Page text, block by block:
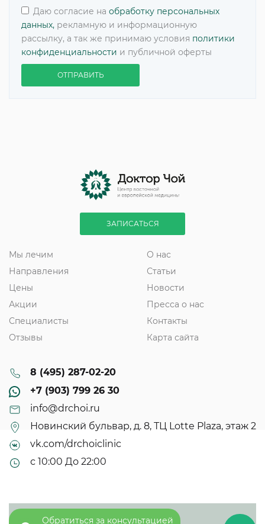
Даю согласие на обработку персональных
данных, рекламную и информационную
рассылку, а так же принимаю условия политики
конфиденциальности и публичной оферты
ОТПРАВИТЬ
ЗАПИСАТЬСЯ
Мы лечим
Направления
Цены
Акции
Специалисты
Отзывы
О нас
Статьи
Новости
Пресса о нас
Контакты
Карта сайта
8 (495) 287-02-20
+7 (903) 799 26 30
info@drchoi.ru
Новинский бульвар, д. 8, ТЦ Lotte Plaza, этаж 2
vk.com/drchoiclinic
с 10:00 До 22:00
© 2013 - 2025
Обратиться за консультацией